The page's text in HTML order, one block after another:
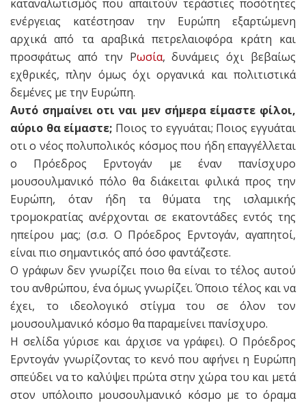
καταναλωτισμός που απαιτούν τεράστιες ποσότητες
ενέργειας κατέστησαν την Ευρώπη εξαρτώμενη
αρχικά από τα αραβικά πετρελαιοφόρα κράτη και
προσφάτως από την Ρωσία, δυνάμεις όχι βεβαίως
εχθρικές, πλην όμως όχι οργανικά και πολιτιστικά
δεμένες με την Ευρώπη.
Αυτό σημαίνει οτι ναι μεν σήμερα είμαστε φίλοι,
αύριο θα είμαστε; Ποιος το εγγυάται; Ποιος εγγυάται
οτι ο νέος πολυπολικός κόσμος που ήδη επαγγέλλεται
ο Πρόεδρος Ερντογάν με έναν πανίσχυρο
μουσουλμανικό πόλο θα διάκειται φιλικά προς την
Ευρώπη, όταν ήδη τα θύματα της ισλαμικής
τρομοκρατίας ανέρχονται σε εκατοντάδες εντός της
ηπείρου μας; (σ.σ. Ο Πρόεδρος Ερντογάν, αγαπητοί,
είναι πιο σημαντικός από όσο φαντάζεστε.
Ο γράφων δεν γνωρίζει ποιο θα είναι το τέλος αυτού
του ανθρώπου, ένα όμως γνωρίζει. Όποιο τέλος και να
έχει, το ιδεολογικό στίγμα του σε όλον τον
μουσουλμανικό κόσμο θα παραμείνει πανίσχυρο.
Η σελίδα γύρισε και άρχισε να γράφει). Ο Πρόεδρος
Ερντογάν γνωρίζοντας το κενό που αφήνει η Ευρώπη
σπεύδει να το καλύψει πρώτα στην χώρα του και μετά
στον υπόλοιπο μουσουλμανικό κόσμο με το όραμα